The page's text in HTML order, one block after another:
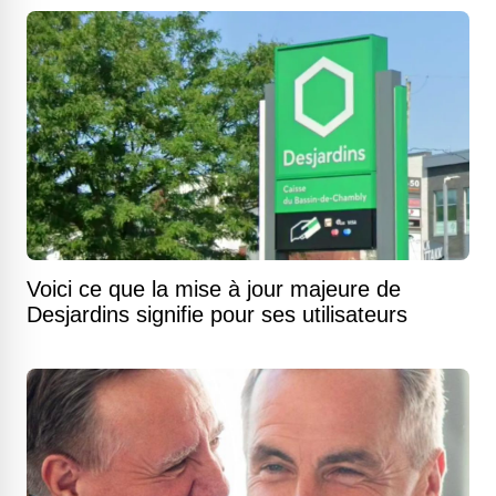
Voici ce que la mise à jour majeure de
Desjardins signifie pour ses utilisateurs